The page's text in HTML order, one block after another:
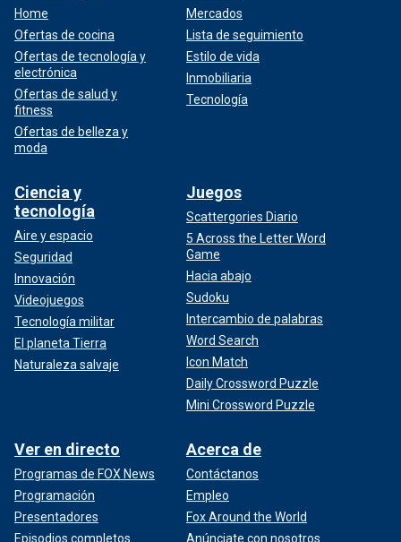
Home
Ofertas de cocina
Ofertas de tecnología y
electrónica
Ofertas de salud y
fitness
Ofertas de belleza y
moda
Mercados
Lista de seguimiento
Estilo de vida
Inmobiliaria
Tecnología
Ciencia y
tecnología
Aire y espacio
Seguridad
Innovación
Videojuegos
Tecnología militar
El planeta Tierra
Naturaleza salvaje
Juegos
Scattergories Diario
5 Across the Letter Word
Game
Hacia abajo
Sudoku
Intercambio de palabras
Word Search
Icon Match
Daily Crossword Puzzle
Mini Crossword Puzzle
Ver en directo
Programas de FOX News
Programación
Presentadores
Episodios completos
Acerca de
Contáctanos
Empleo
Fox Around the World
Anúnciate con nosotros